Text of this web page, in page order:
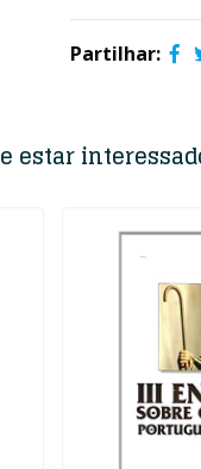
Partilhar:
estar